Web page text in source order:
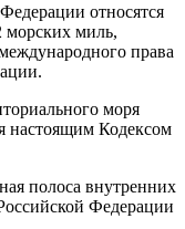
относятся
миль,
права
моря
настоящим Кодексом
полоса внутренних
Федерации